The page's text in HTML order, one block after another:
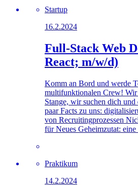
Startup
16.2.2024
Full-Stack Web
React; m/w/d)
Komm an Bord und werde
multifunktionalen Crew! Wir
Stange, wir suchen dich
paar Facts zu uns:
von Recruitingprozessen
für Neues Geheimzutat:
Praktikum
14.2.2024